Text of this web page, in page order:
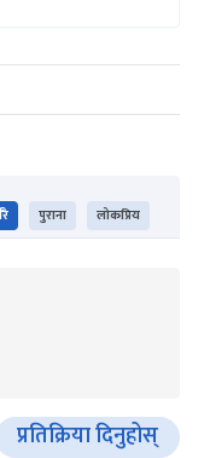
पुराना लोकप्रिय
प्रतिक्रिया दिनुहोस्